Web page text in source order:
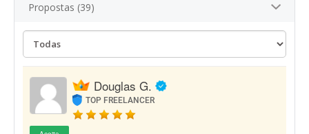
Propostas (39)
Douglas G.
TOP FREELANCER